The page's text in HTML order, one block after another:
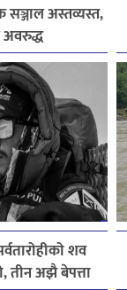
अस्तव्यस्त,
अवरुद्ध
शव
तीन अझै बेपत्ता